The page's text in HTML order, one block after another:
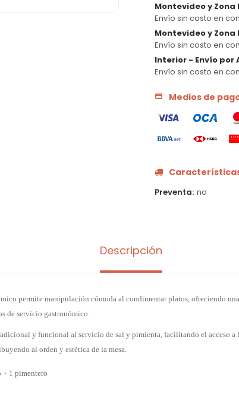
Montevideo y
Envío sin costo en
Montevideo y
Envío sin costo en
Interior - Envío por
Envío sin costo en
Medios de
Preventa no
Descripción
permite manipulación cómoda al condimentar platos, ofreciendo
de servicio gastronómico.
y funcional al servicio de sal y pimienta, facilitando el acceso a
al orden y estética de la mesa.
+ 1 pimentero